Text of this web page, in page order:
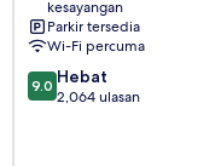
kesayangan
Parkir tersedia
Wi-Fi percuma
9.0
daripada
9.0 Hebat
2,064 ulasan